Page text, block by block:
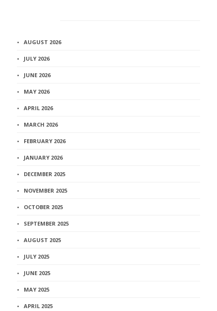
AUGUST 2026
JULY 2026
JUNE 2026
MAY 2026
APRIL 2026
MARCH 2026
FEBRUARY 2026
JANUARY 2026
DECEMBER 2025
NOVEMBER 2025
OCTOBER 2025
SEPTEMBER 2025
AUGUST 2025
JULY 2025
JUNE 2025
MAY 2025
APRIL 2025